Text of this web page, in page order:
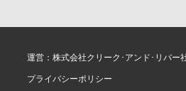
運営：株式会社クリーク･アンド･リバー
プライバシーポリシー